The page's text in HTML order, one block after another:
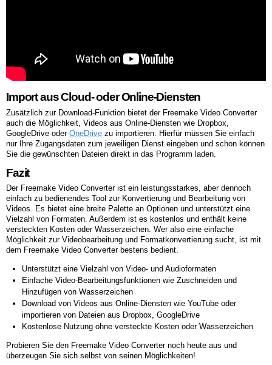
Import aus Cloud- oder Online-Diensten
Zusätzlich zur Download-Funktion bietet der Freemake Video Converter
auch die Möglichkeit, Videos aus Online-Diensten wie Dropbox,
GoogleDrive oder OneDrive zu importieren. Hierfür müssen Sie einfach
nur Ihre Zugangsdaten zum jeweiligen Dienst eingeben und schon können
Sie die gewünschten Dateien direkt in das Programm laden.
Fazit
Der Freemake Video Converter ist ein leistungsstarkes, aber dennoch
einfach zu bedienendes Tool zur Konvertierung und Bearbeitung von
Videos. Es bietet eine breite Palette an Optionen und unterstützt eine
Vielzahl von Formaten. Außerdem ist es kostenlos und enthält keine
versteckten Kosten oder Wasserzeichen. Wer also eine einfache
Möglichkeit zur Videobearbeitung und Formatkonvertierung sucht, ist mit
dem Freemake Video Converter bestens bedient.
Unterstützt eine Vielzahl von Video- und Audioformaten
Einfache Video-Bearbeitungsfunktionen wie Zuschneiden und
Hinzufügen von Wasserzeichen
Download von Videos aus Online-Diensten wie YouTube oder
importieren von Dateien aus Dropbox, GoogleDrive
Kostenlose Nutzung ohne versteckte Kosten oder Wasserzeichen
Probieren Sie den Freemake Video Converter noch heute aus und
überzeugen Sie sich selbst von seinen Möglichkeiten!